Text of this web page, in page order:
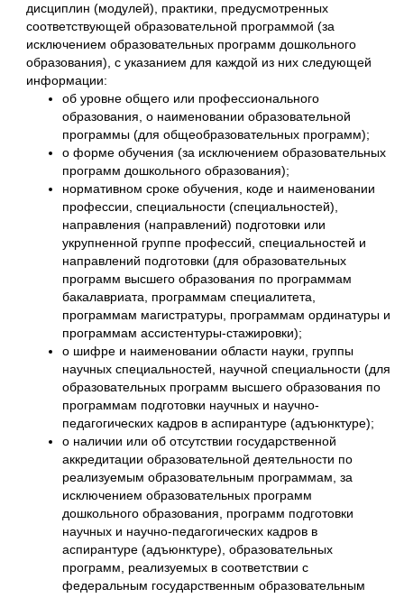
дисциплин (модулей), практики, предусмотренных
соответствующей образовательной программой (за
исключением образовательных программ дошкольного
образования), с указанием для каждой из них следующей
информации:
об уровне общего или профессионального
образования, о наименовании образовательной
программы (для общеобразовательных программ);
о форме обучения (за исключением образовательных
программ дошкольного образования);
нормативном сроке обучения, коде и наименовании
профессии, специальности (специальностей),
направления (направлений) подготовки или
укрупненной группе профессий, специальностей и
направлений подготовки (для образовательных
программ высшего образования по программам
бакалавриата, программам специалитета,
программам магистратуры, программам ординатуры и
программам ассистентуры-стажировки);
о шифре и наименовании области науки, группы
научных специальностей, научной специальности (для
образовательных программ высшего образования по
программам подготовки научных и научно-
педагогических кадров в аспирантуре (адъюнктуре);
о наличии или об отсутствии государственной
аккредитации образовательной деятельности по
реализуемым образовательным программам, за
исключением образовательных программ
дошкольного образования, программ подготовки
научных и научно-педагогических кадров в
аспирантуре (адъюнктуре), образовательных
программ, реализуемых в соответствии с
федеральным государственным образовательным